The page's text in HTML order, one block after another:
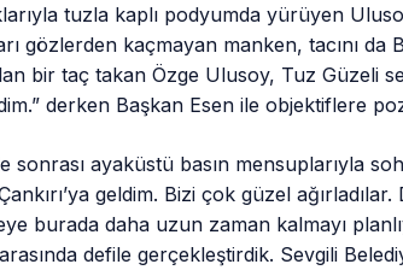
tuzla kaplı podyumda yürüyen
gözlerden kaçmayan manken, tacını da
bir taç takan Özge Ulusoy, Tuz Güzeli
derken Başkan Esen ile objektiflere
sonrası ayaküstü basın mensuplarıyla
geldim. Bizi çok güzel
burada daha uzun zaman kalmayı
defile gerçekleştirdik. Sevgili